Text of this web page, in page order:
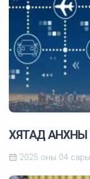
ХЯТАД АНХНЫ
2025 оны 04